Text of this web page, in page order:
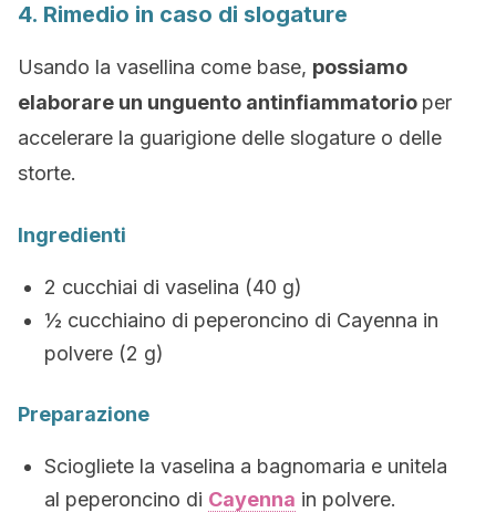
4. Rimedio in caso di slogature
Usando la vasellina come base, possiamo
elaborare un unguento antinfiammatorio per
accelerare la guarigione delle slogature o delle
storte.
Ingredienti
2 cucchiai di vaselina (40 g)
½ cucchiaino di peperoncino di Cayenna in
polvere (2 g)
Preparazione
Sciogliete la vaselina a bagnomaria e unitela
al peperoncino di Cayenna in polvere.